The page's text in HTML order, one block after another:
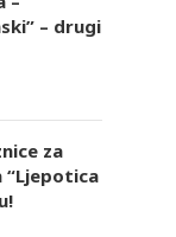
– drugi
za
“Ljepotica